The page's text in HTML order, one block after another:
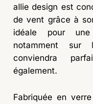
allie design est
de vent grâce à
idéale pour
notamment sur
conviendra
également.
Fabriquée en